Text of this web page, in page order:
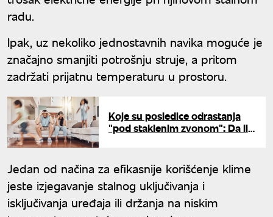
radu.
Ipak, uz nekoliko jednostavnih navika moguće je
značajno smanjiti potrošnju struje, a pritom
zadržati prijatnu temperaturu u prostoru.
Koje su posledice odrastanja
"pod staklenim zvonom": Da li
Jedan od načina za efikasnije korišćenje klime
jeste izjegavanje stalnog uključivanja i
isključivanja uređaja ili držanja na niskim